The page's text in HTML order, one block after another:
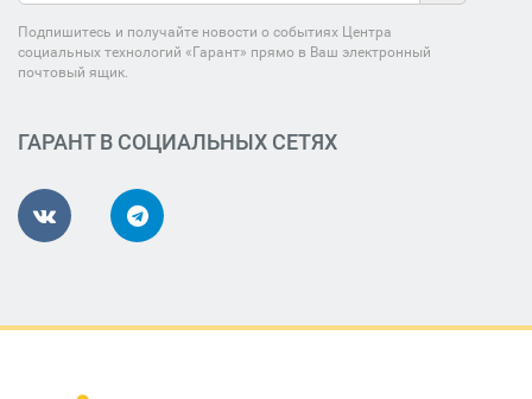
Подпишитесь и получайте новости о событиях Центра
социальных технологий «Гарант» прямо в Ваш электронный
почтовый ящик.
ГАРАНТ В СОЦИАЛЬНЫХ СЕТЯХ